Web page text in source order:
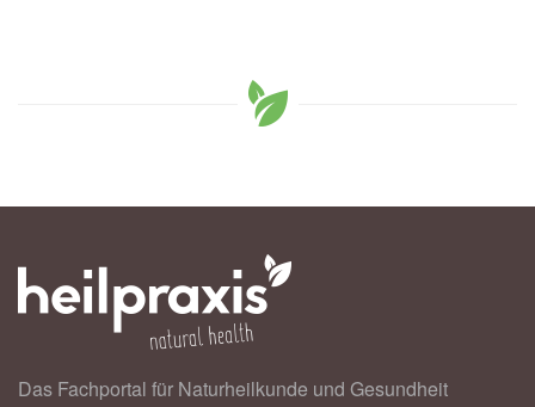
Das Fachportal für Naturheilkunde und Gesundheit